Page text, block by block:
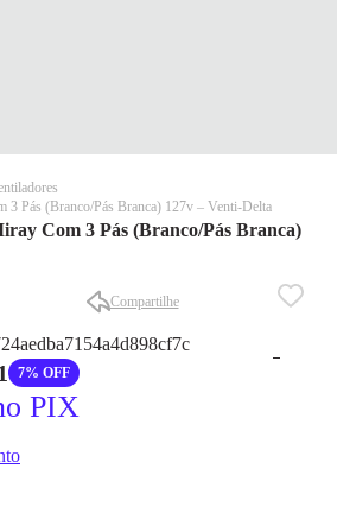
PARA CPF
já vem com o imposto pago, e você
em pagar o imposto de importação
você ainda conta com a devolução
3 Pás (Branco/Pás Branca) 127v – Venti-Delta
Com 3 Pás (Branco/Pás Branca)
Compartilhe
7% OFF
PIX